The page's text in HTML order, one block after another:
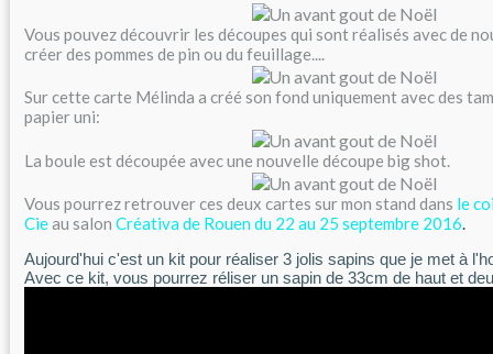
Vous pouvez découvrir les découpes qui sont réalisés avec de
créer des pommes de pin ou du feuillage....
Sur cette carte Mélinda a créé son fond uniquement avec des
papier uni:
La boule est découpée avec une nouvelle découpe big shot.
Vous pourrez retrouver ces deux cartes sur mon stand dans le
Cieau salon Créativa de Rouen du 22 au 25 septembre 2016.
Aujourd'hui c'est un kit pour réaliser 3 jolis sapins que je met à
Avec ce kit, vous pourrez réliser un sapin de 33cm de haut et